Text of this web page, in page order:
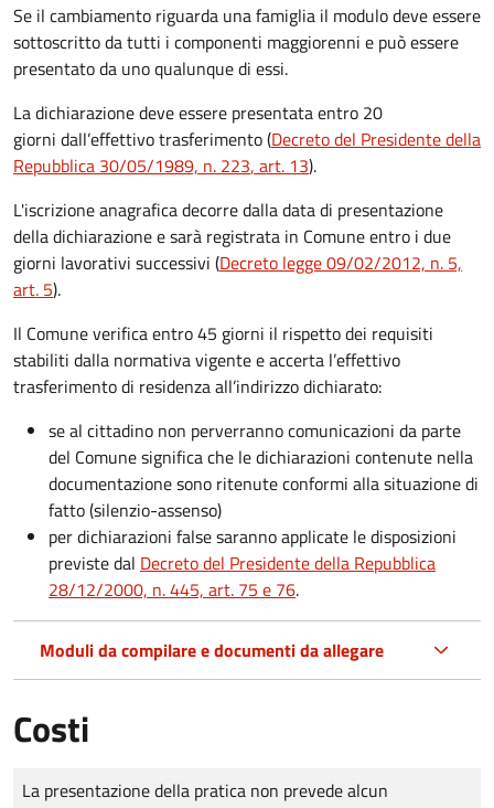
Se il cambiamento riguarda una famiglia il modulo deve essere
sottoscritto da tutti i componenti maggiorenni e può essere
presentato da uno qualunque di essi.
La dichiarazione deve essere presentata entro 20
giorni dall’effettivo trasferimento (Decreto del Presidente della
Repubblica 30/05/1989, n. 223, art. 13).
L'iscrizione anagrafica decorre dalla data di presentazione
della dichiarazione e sarà registrata in Comune entro i due
giorni lavorativi successivi (Decreto legge 09/02/2012, n. 5,
art. 5).
Il Comune verifica entro45 giorni il rispetto dei requisiti
stabiliti dalla normativa vigente e accerta l’effettivo
trasferimento di residenza all’indirizzo dichiarato:
se al cittadino non perverranno comunicazioni da parte
del Comune significa che le dichiarazioni contenute nella
documentazione sono ritenute conformi alla situazione di
fatto (silenzio-assenso)
per dichiarazioni false saranno applicate le disposizioni
previste dal Decreto del Presidente della Repubblica
28/12/2000, n. 445, art. 75 e 76.
Moduli da compilare e documenti da allegare
Costi
Tipo di pagamento
Importo
La presentazione della pratica non prevede alcun